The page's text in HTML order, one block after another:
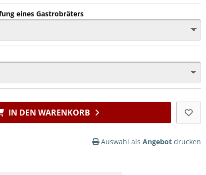
eines Gastrobräters
IN DEN WARENKORB
Auswahl als Angebot drucken